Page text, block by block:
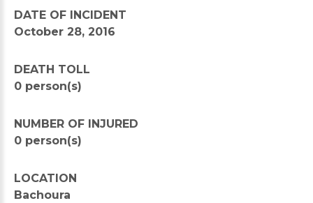
DATE OF INCIDENT
October 28, 2016
DEATH TOLL
0 person(s)
NUMBER OF INJURED
0 person(s)
LOCATION
Bachoura